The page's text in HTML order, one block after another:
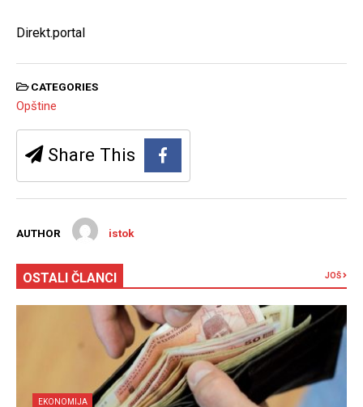
Direkt.portal
CATEGORIES
Opštine
Share This
AUTHOR istok
OSTALI ČLANCI JOŠ
EKONOMIJA